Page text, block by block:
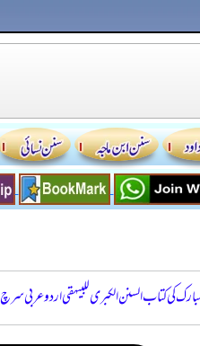
کی کتاب السنن الكبرى للبيهقي اردو